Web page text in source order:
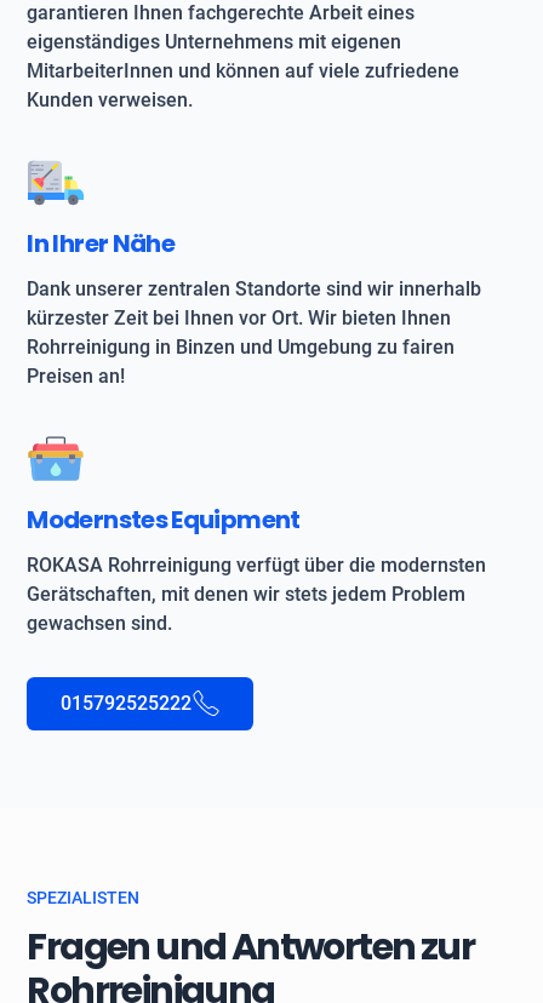
garantieren Ihnen fachgerechte Arbeit eines
eigenständiges Unternehmens mit eigenen
MitarbeiterInnen und können auf viele zufriedene
Kunden verweisen.
In Ihrer Nähe
Dank unserer zentralen Standorte sind wir innerhalb
kürzester Zeit bei Ihnen vor Ort. Wir bieten Ihnen
Rohrreinigung in Binzen und Umgebung zu fairen
Preisen an!
Modernstes Equipment
ROKASA Rohrreinigung verfügt über die modernsten
Gerätschaften, mit denen wir stets jedem Problem
gewachsen sind.
015792525222
SPEZIALISTEN
Fragen und Antworten zur
Rohrreinigung